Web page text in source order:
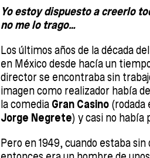
Yo estoy dispuesto a creerlo
no me lo trago…
Los últimos años de la década
en México desde hacía un
director se encontraba sin
imagen como realizador había
la comedia Gran Casino (rodada
Jorge Negrete) y casi no había
Pero en 1949, cuando estaba